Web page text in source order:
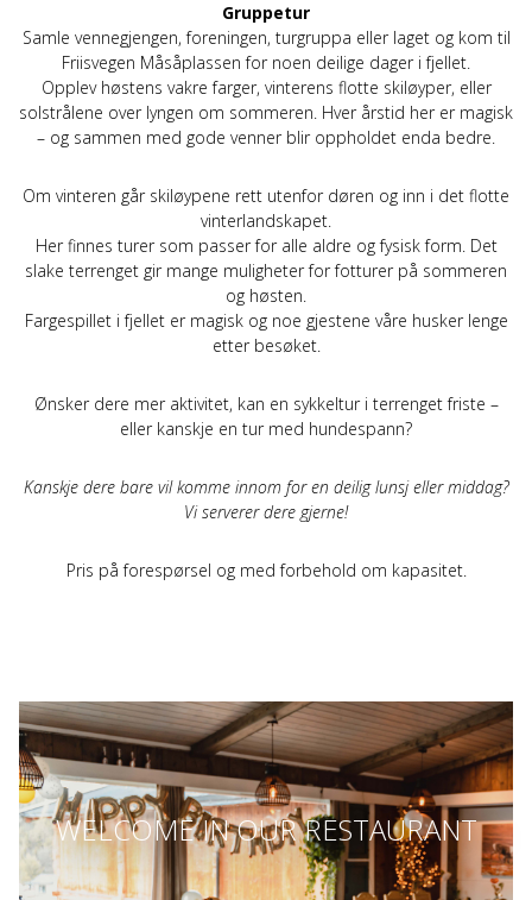
Gruppetur
Samle vennegjengen, foreningen, turgruppa eller laget og kom til
Friisvegen Måsåplassen for noen deilige dager i fjellet.
Opplev høstens vakre farger, vinterens flotte skiløyper, eller
solstrålene over lyngen om sommeren. Hver årstid her er magisk
– og sammen med gode venner blir oppholdet enda bedre.
Om vinteren går skiløypene rett utenfor døren og inn i det flotte
vinterlandskapet.
Her finnes turer som passer for alle aldre og fysisk form. Det
slake terrenget gir mange muligheter for fotturer på sommeren
og høsten.
Fargespillet i fjellet er magisk og noe gjestene våre husker lenge
etter besøket.
Ønsker dere mer aktivitet, kan en sykkeltur i terrenget friste –
eller kanskje en tur med hundespann?
Kanskje dere bare vil komme innom for en deilig lunsj eller middag?
Vi serverer dere gjerne!
Pris på forespørsel og med forbehold om kapasitet.
WELCOME IN OUR RESTAURANT